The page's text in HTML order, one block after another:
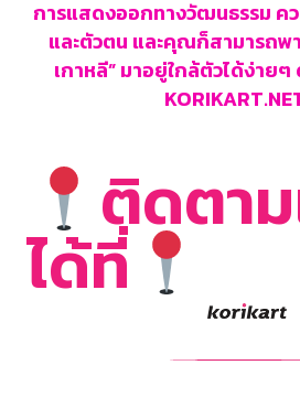
การแสดงออกทางวัฒนธรรม ค
และตัวตน และคุณก็สามารถพ
เกาหลี” มาอยู่ใกล้ตัวได้ง่ายๆ
ติดตาม
ได้ที่